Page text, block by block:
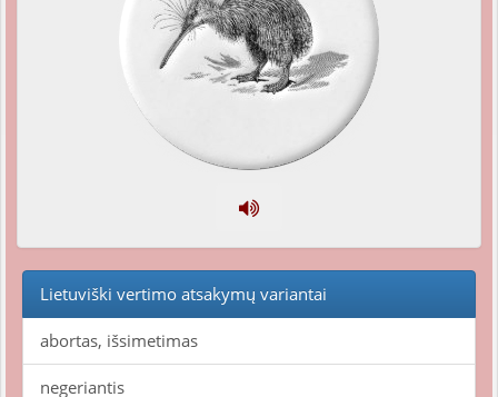
Lietuviški vertimo atsakymų variantai
abortas, išsimetimas
negeriantis